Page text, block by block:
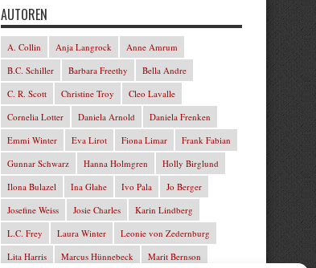
AUTOREN
A. Collin Anja Langrock
Anne Amrum
B.C. Schiller
Barbara Freethy
Bella Andre
C. R. Scott
Christine Troy
Cleo Lavalle
Cornelia Lotter
Daniela Arnold
Daniela Frenken
Emmi Winter
Eva Lirot Fiona Limar
Frank Fabian
Gunnar Schwarz
Hanna Holmgren
Holly Birglund
Ilona Bulazel
Ina Glahe Ivo Pala
Jo Berger
Josefine Weiss
Josie Charles
Karin Lindberg
L.C. Frey
Laura Winter
Leonie von Zedernburg
Lita Harris
Marcus Hünnebeck Marit Bernson